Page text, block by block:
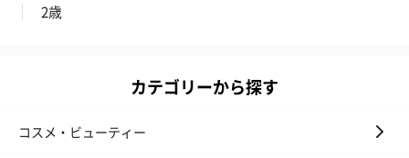
2歳
カテゴリーから探す
コスメ・ビューティー